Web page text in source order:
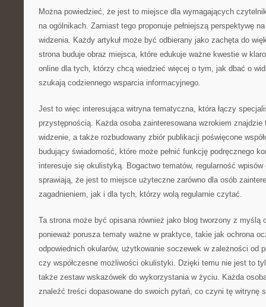
Można powiedzieć, że jest to miejsce dla wymagających
na ogólnikach. Zamiast tego proponuje pełniejszą perspektywę
widzenia. Każdy artykuł może być odbierany jako zachęta do
strona buduje obraz miejsca, które edukuje ważne kwestie w
online dla tych, którzy chcą wiedzieć więcej o tym, jak dbać o
szukają codziennego wsparcia informacyjnego.
Jest to więc interesująca witryna tematyczna, która łączy
przystępnością. Każda osoba zainteresowana wzrokiem
widzenie, a także rozbudowany zbiór publikacji poświęcone
budujący świadomość, które może pełnić funkcję podręcznego
interesuje się okulistyką. Bogactwo tematów, regularność wpisów
sprawiają, że jest to miejsce użyteczne zarówno dla osób
zagadnieniem, jak i dla tych, którzy wolą regularnie czytać.
Ta strona może być opisana również jako blog tworzony z myślą
ponieważ porusza tematy ważne w praktyce, takie jak ochrona
odpowiednich okularów, użytkowanie soczewek w zależności od
czy współczesne możliwości okulistyki. Dzięki temu nie jest to
także zestaw wskazówek do wykorzystania w życiu. Każda
znaleźć treści dopasowane do swoich pytań, co czyni tę witrynę